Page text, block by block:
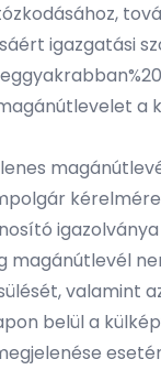
igazgatási
valamint
belül a